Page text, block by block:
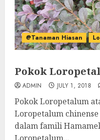
@Tanaman Hiasan
Pokok
ADMIN JULY 1, 2018
Pokok Loropetalum
Loropetalum
dalam famili